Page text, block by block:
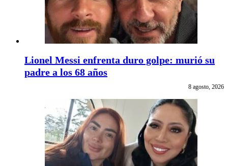
Lionel Messi enfrenta duro golpe: murió su
padre a los 68 años
8 agosto, 2026